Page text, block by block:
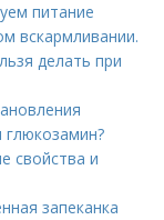
питание
вскармливании.
делать при
глюкозамин?
свойства и
запеканка